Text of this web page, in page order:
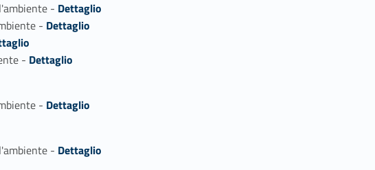
- Dettaglio
- Link identifier #identifier_person_142927-2
Dettaglio
- Link identifier #identifier_person_199090-4
Dettaglio
- Link identifier #identifier_person_128445-1
Dettaglio
- Link identifier #identifier_person_133218-1
Dettaglio